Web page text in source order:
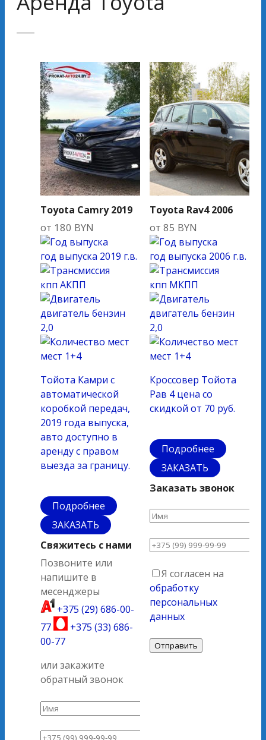
Toyota Camry 2019
от 180 BYN
год выпуска 2019 г.в.
кпп АКПП
двигатель бензин
2,0
мест 1+4
Тойота Камри с
автоматической
коробкой передач,
2019 года выпуска,
авто доступно в
аренду с правом
выезда за границу.
Подробнее
ЗАКАЗАТЬ
Свяжитесь с нами
Позвоните или
напишите в
месенджеры
+375 (29) 686-00-
77
+375 (33) 686-
00-77
или закажите
обратный звонок
Toyota Rav4 2006
от 85 BYN
год выпуска 2006 г.в.
кпп МКПП
двигатель бензин
2,0
мест 1+4
Кроссовер Тойота
Рав 4 цена со
скидкой от 70 руб.
Подробнее
ЗАКАЗАТЬ
Заказать звонок
Я согласен на
обработку
персональных
данных